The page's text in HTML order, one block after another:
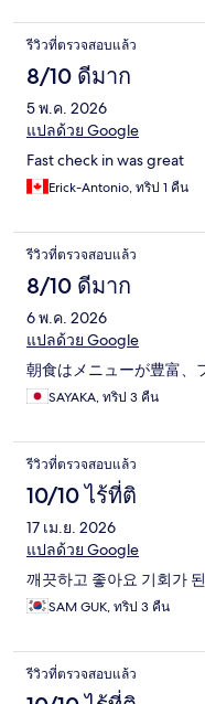
รีวิวที่ตรวจสอบแล้ว
8/10 ดีมาก
5 พ.ค. 2026
แปลด้วย Google
Fast check in was great
Erick-Antonio, ทริป 1 คืน
รีวิวที่ตรวจสอบแล้ว
8/10 ดีมาก
6 พ.ค. 2026
แปลด้วย Google
朝食はメニューが豊富、
SAYAKA, ทริป 3 คืน
รีวิวที่ตรวจสอบแล้ว
10/10 ไร้ที่ติ
17 เม.ย. 2026
แปลด้วย Google
깨끗하고 좋아요 기회가
SAM GUK, ทริป 3 คืน
รีวิวที่ตรวจสอบแล้ว